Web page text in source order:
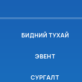
БИДНИЙ ТУХАЙ
ЭВЕНТ
СУРГАЛТ